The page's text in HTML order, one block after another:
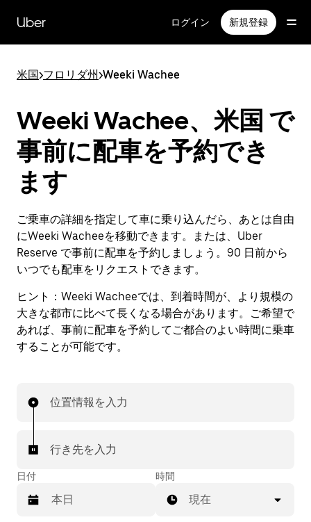
Uber ログイン 新規登録
米国>フロリダ州>Weeki Wachee
Weeki Wachee、米国 で
事前に配車を予約でき
ます
ご乗車の詳細を指定して車に乗り込んだら、あとは自由
にWeeki Wacheeを移動できます。または、Uber
Reserve で事前に配車を予約しましょう。90 日前から
いつでも配車をリクエストできます。
ヒント： Weeki Wacheeでは、到着時間が、より規模の
大きな都市に比べて長くなる場合があります。ご希望で
あれば、事前に配車を予約してご都合のよい時間に乗車
することが可能です。
位置情報を入力
行き先を入力
日付 時間
現在